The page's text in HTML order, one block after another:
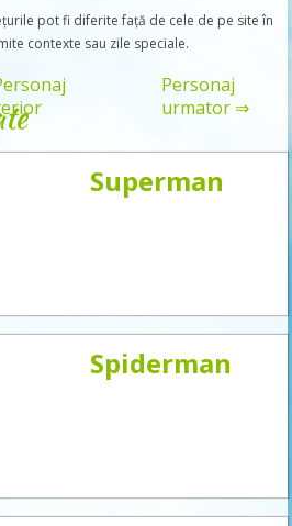
pot fi diferite față de cele de pe site în
contexte sau zile speciale.
Rezervă
Personaj
urmator ⇒
Superman
Spiderman